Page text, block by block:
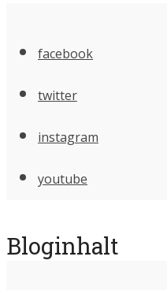
facebook
twitter
instagram
youtube
Bloginhalt